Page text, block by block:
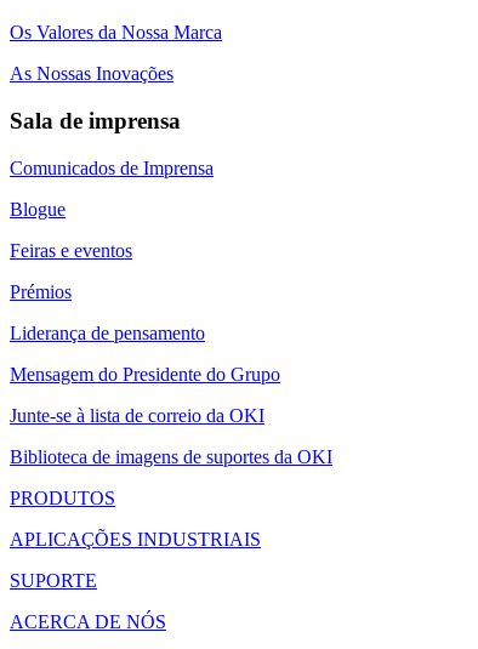
Os Valores da Nossa Marca
As Nossas Inovações
Sala de imprensa
Comunicados de Imprensa
Blogue
Feiras e eventos
Prémios
Liderança de pensamento
Mensagem do Presidente do Grupo
Junte-se à lista de correio da OKI
Biblioteca de imagens de suportes da OKI
PRODUTOS
APLICAÇÕES INDUSTRIAIS
SUPORTE
ACERCA DE NÓS